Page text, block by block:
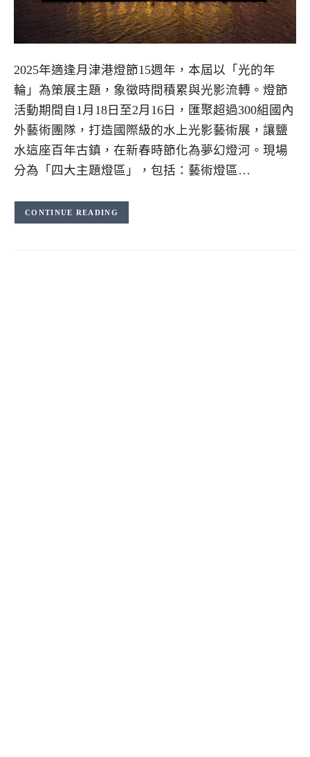
2025年適逢月津港燈節15週年，本屆以「光的年
輪」為策展主題，象徵時間積累與光影流轉。燈節
活動期間自1月18日至2月16日，匯聚超過300組國內
外藝術團隊，打造國際級的水上光影藝術展，讓鹽
水這座百年古鎮，在新春時節化為夢幻燈河。現場
分為「四大主題燈區」，包括：藝術燈區…
CONTINUE READING